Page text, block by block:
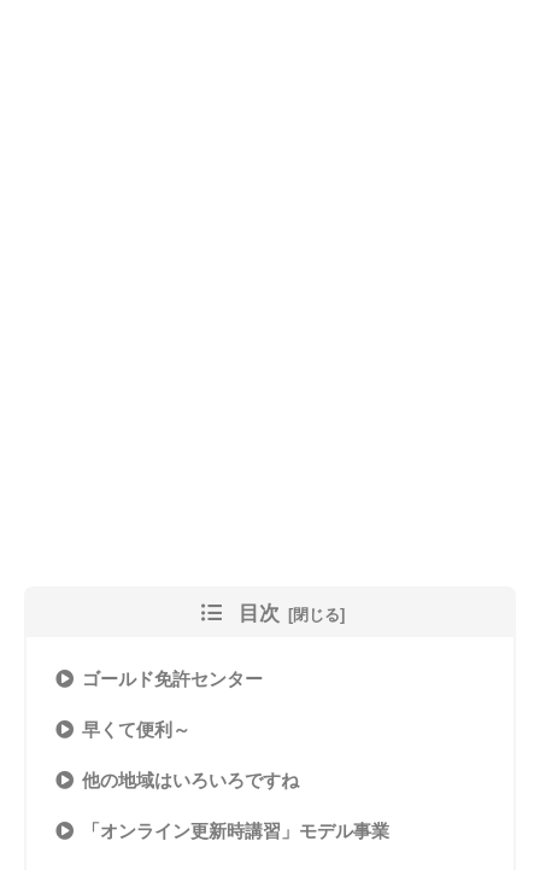
目次
ゴールド免許センター
早くて便利～
他の地域はいろいろですね
「オンライン更新時講習」モデル事業